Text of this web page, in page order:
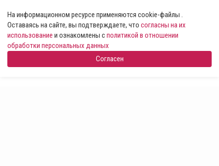
На информационном ресурсе применяются cookie-файлы .
Оставаясь на сайте, вы подтверждаете, что согласны на их
использование и ознакомлены сполитикой в отношении
обработки персональных данных
Согласен